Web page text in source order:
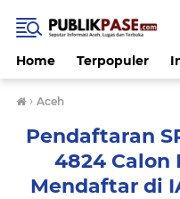
Home Terpopuler
› Aceh
Pendaftaran
4824 Calon
Mendaftar di